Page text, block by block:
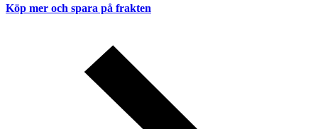
Köp mer och spara på frakten